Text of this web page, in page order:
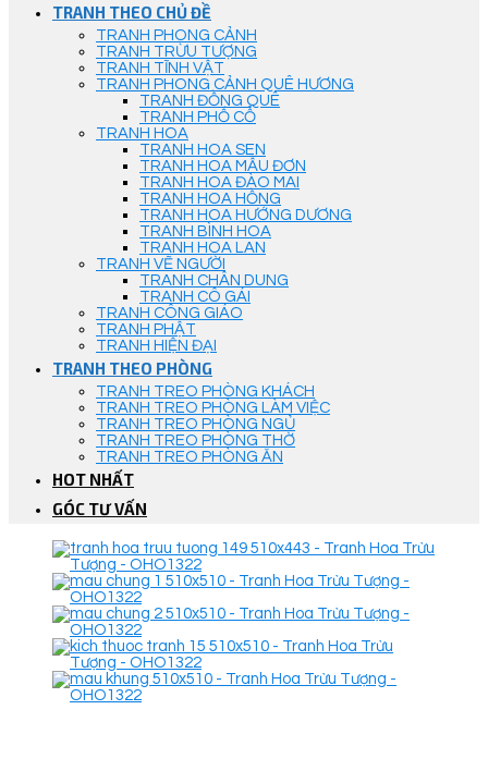
TRANH THEO CHỦ ĐỀ
TRANH PHONG CẢNH
TRANH TRỪU TƯỢNG
TRANH TĨNH VẬT
TRANH PHONG CẢNH QUÊ HƯƠNG
TRANH ĐỒNG QUÊ
TRANH PHỐ CỔ
TRANH HOA
TRANH HOA SEN
TRANH HOA MẪU ĐƠN
TRANH HOA ĐÀO MAI
TRANH HOA HỒNG
TRANH HOA HƯỚNG DƯƠNG
TRANH BÌNH HOA
TRANH HOA LAN
TRANH VẼ NGƯỜI
TRANH CHÂN DUNG
TRANH CÔ GÁI
TRANH CÔNG GIÁO
TRANH PHẬT
TRANH HIỆN ĐẠI
TRANH THEO PHÒNG
TRANH TREO PHÒNG KHÁCH
TRANH TREO PHÒNG LÀM VIỆC
TRANH TREO PHÒNG NGỦ
TRANH TREO PHÒNG THỜ
TRANH TREO PHÒNG ĂN
HOT NHẤT
GÓC TƯ VẤN